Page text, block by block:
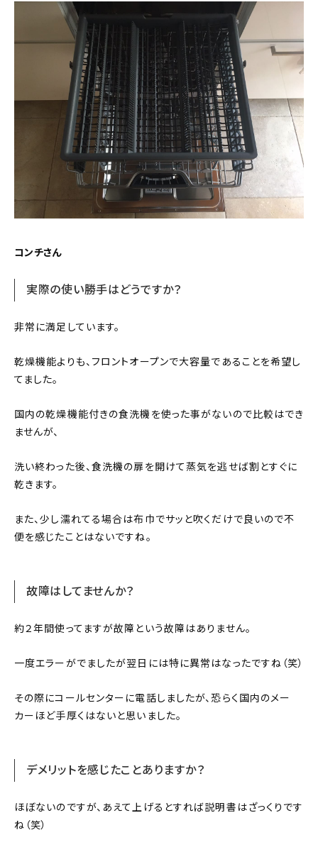
コンチさん
実際の使い勝手はどうですか？
非常に満足しています。
乾燥機能よりも、フロントオープンで大容量であることを希望し
てました。
国内の乾燥機能付きの食洗機を使った事がないので比較はでき
ませんが、
洗い終わった後、食洗機の扉を開けて蒸気を逃せば割とすぐに
乾きます。
また、少し濡れてる場合は布巾でサッと吹くだけで良いので不
便を感じたことはないですね。
故障はしてませんか？
約２年間使ってますが故障という故障はありません。
一度エラーがでましたが翌日には特に異常はなったですね（笑）
その際にコールセンターに電話しましたが、恐らく国内のメー
カーほど手厚くはないと思いました。
デメリットを感じたことありますか？
ほぼないのですが、あえて上げるとすれば説明書はざっくりです
ね（笑）